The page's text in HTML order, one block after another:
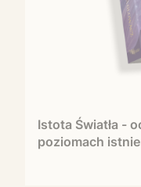
Istota Światła -
poziomach